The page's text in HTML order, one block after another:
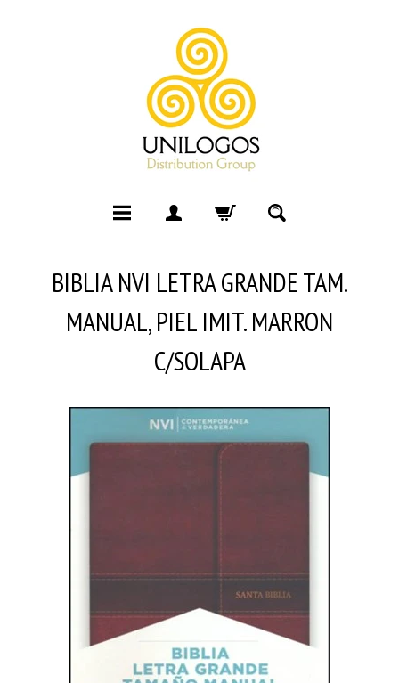
BIBLIA NVI LETRA GRANDE TAM.
MANUAL, PIEL IMIT. MARRON
C/SOLAPA